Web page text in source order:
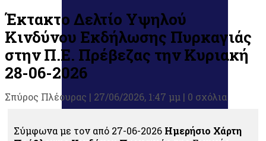
Έκτακτο Δελτίο Υψηλού
Κινδύνου Εκδήλωσης Πυρκαγιάς
στην Π.Ε. Πρέβεζας την Κυριακή
28-06-2026
Σπύρος Πλέουρας | 27/06/2026, 1:47 μμ | 0 σχόλια
Σύμφωνα με τον από 27-06-2026 Ημερήσιο Χάρτη